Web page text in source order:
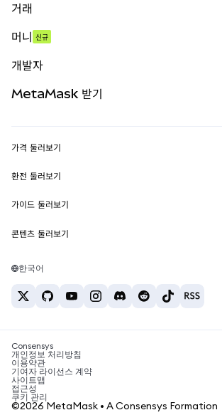
거래
무기한 선물
실물자산
머니 신규
개발자
MetaMask Connect
Snaps
웹3 서비스
MetaMask 받기
보안
고객 지원
채용
가격 둘러보기
이더리움 가격
솔라나 가격
테더 가격
환전 둘러보기
ETH를 USD로 환전
USDT를 INR로 환전
BTC를 INR로 환전
ETH를 USDT로 환전
가이드 둘러보기
ETH 매수
USDT 매수
SHIB 매수
BNB 매수
콘텐츠 둘러보기
솔라나 지갑
암호화폐 세금 뉴스
암호화폐 매수 방법
비트코인 매도 방법
한국어
Consensys
개인정보 처리방침
이용약관
기여자 라이선스 계약
사이트맵
접근성
쿠키 관리
©2026 MetaMask • A Consensys Formation